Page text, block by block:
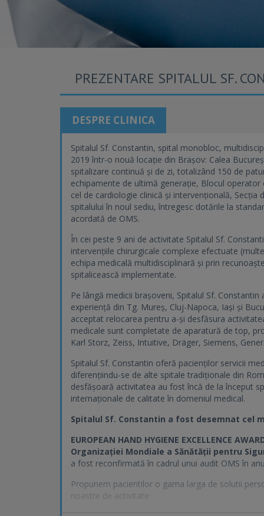
PREZENTARE SPITALUL SF.
DESPRE CLINICA
Spitalul Sf. Constantin, spital monobloc,
2019 într-o nouă locație din Brașov: Calea
spitalizare continuă și de zi, totalizând 150 de
echipamente de ultimă generație, Blocul
cel de cardiologie clinică și intervențională,
spitalului în noul sediu, întregesc dotările la
acordată de OMS.
În cei peste 9 ani de activitate Spitalul Sf.
intervențiile chirurgicale complexe efectuate
echipa medicală multidisciplinară și prin
spitalicească implementate.
Pe lângă medicii brașoveni, Spitalul Sf.
experiență din Tg. Mureș, Cluj-Napoca, Iași și
acceptat relocarea pentru a-și desfăsura
medicale sunt completate de aparatură de top,
Karl Storz, Zeiss, Intuitive, Dräger, Siemens,
Spitalul Sf. Constantin oferă pacienților servicii
diferențiindu-se de alte spitale tradiționale din
desfășoară activitatea au fost încă de la început
internaționale de calitate în domeniul medical.
Spitalul Sf. Constantin a fost desemnat cel
EUROPEAN HAND HYGIENE EXCELLENCE
Organizației Mondiale a Sănătății pentru
a fost reconfirmată în cadrul unui audit OMS în
Propunem pacientilor o gama larga de solutii
noastre de activitate: